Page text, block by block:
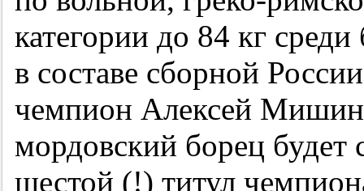
категории до 84 кг
в составе сборной
чемпион Алексей
мордовский борец будет
шестой (!) титул